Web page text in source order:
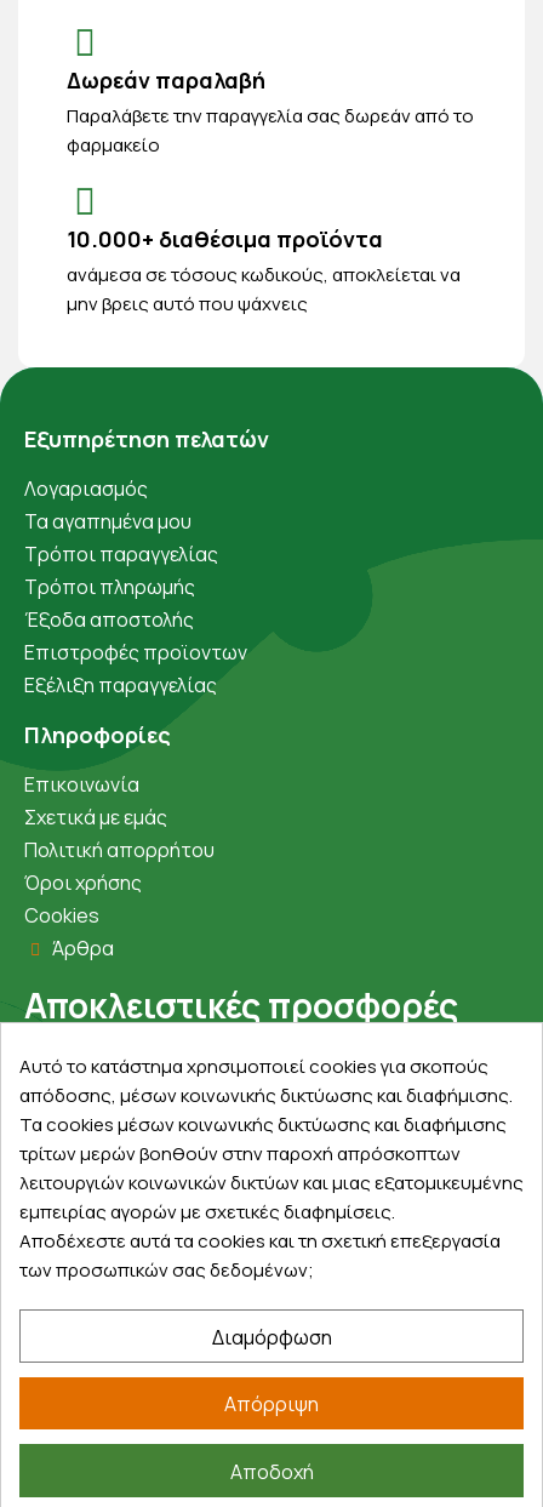
Δωρεάν παραλαβή
Παραλάβετε την παραγγελία σας δωρεάν από το
φαρμακείο
10.000+ διαθέσιμα προϊόντα
ανάμεσα σε τόσους κωδικούς, αποκλείεται να
μην βρεις αυτό που ψάχνεις
Εξυπηρέτηση πελατών
Λογαριασμός
Τα αγαπημένα μου
Τρόποι παραγγελίας
Τρόποι πληρωμής
Έξοδα αποστολής
Επιστροφές προϊοντων
Εξέλιξη παραγγελίας
Πληροφορίες
Επικοινωνία
Σχετικά με εμάς
Πολιτική απορρήτου
Όροι χρήσης
Cookies
Άρθρα
Αποκλειστικές προσφορές
Εγγραφείτε με το email σας για να ενημερώνεστε
πρώτοι για προσφορές, διαγωνισμούς, εκπτωτικούς
κωδικούς και μοναδικά δώρα!
Βρείτε μας στα social
©2026farmakeioexpress.gr
Αυτό το κατάστημα χρησιμοποιεί cookies για σκοπούς
απόδοσης, μέσων κοινωνικής δικτύωσης και διαφήμισης.
Τα cookies μέσων κοινωνικής δικτύωσης και διαφήμισης
τρίτων μερών βοηθούν στην παροχή απρόσκοπτων
λειτουργιών κοινωνικών δικτύων και μιας εξατομικευμένης
εμπειρίας αγορών με σχετικές διαφημίσεις.
Αποδέχεστε αυτά τα cookies και τη σχετική επεξεργασία
των προσωπικών σας δεδομένων;
Διαμόρφωση
Απόρριψη
Αποδοχή